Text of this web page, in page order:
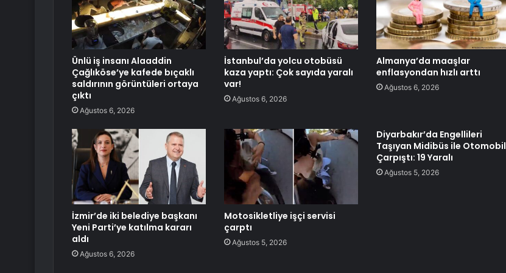
Ünlü iş insanı Alaaddin
Çağlıköse’ye kafede bıçaklı
saldırının görüntüleri ortaya
çıktı
Ağustos 6, 2026
İstanbul’da yolcu otobüsü
kaza yaptı: Çok sayıda yaralı
var!
Ağustos 6, 2026
Almanya’da maaşlar
enflasyondan hızlı arttı
Ağustos 6, 2026
İzmir’de iki belediye başkanı
Yeni Parti’ye katılma kararı
aldı
Ağustos 6, 2026
Motosikletliye işçi servisi
çarptı
Ağustos 5, 2026
Diyarbakır’da Engellileri
Taşıyan Midibüs ile Otomobil
Çarpıştı: 19 Yaralı
Ağustos 5, 2026